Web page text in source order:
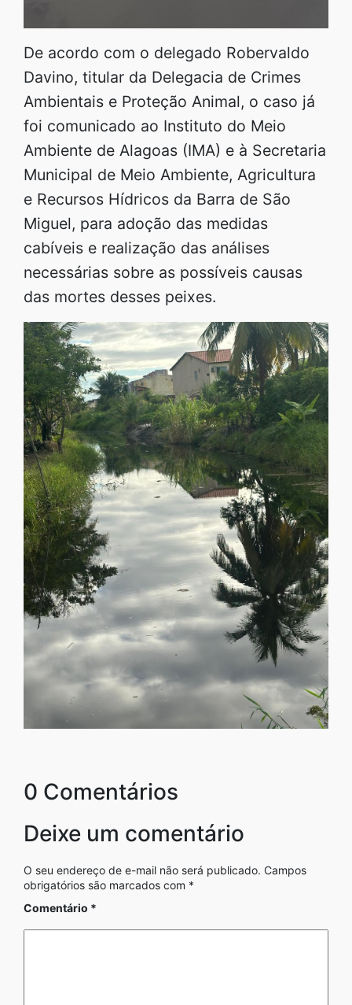
De acordo com o delegado Robervaldo
Davino, titular da Delegacia de Crimes
Ambientais e Proteção Animal, o caso já
foi comunicado ao Instituto do Meio
Ambiente de Alagoas (IMA) e à Secretaria
Municipal de Meio Ambiente, Agricultura
e Recursos Hídricos da Barra de São
Miguel, para adoção das medidas
cabíveis e realização das análises
necessárias sobre as possíveis causas
das mortes desses peixes.
0 Comentários
Deixe um comentário
O seu endereço de e-mail não será publicado. Campos
obrigatórios são marcados com *
Comentário *